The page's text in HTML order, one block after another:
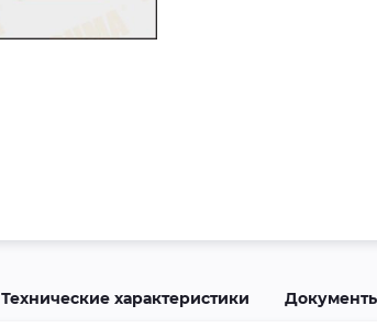
Технические характеристики